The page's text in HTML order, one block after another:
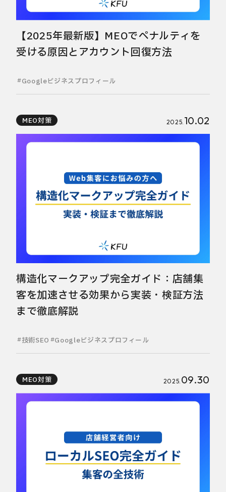
【2025年最新版】MEOでペナルティを
受ける原因とアカウント回復方法
Googleビジネスプロフィール
MEO対策 2025. 10.02
構造化マークアップ完全ガイド：店舗集
客を加速させる効果から実装・検証方法
まで徹底解説
技術SEO Googleビジネスプロフィール
MEO対策 2025. 09.30